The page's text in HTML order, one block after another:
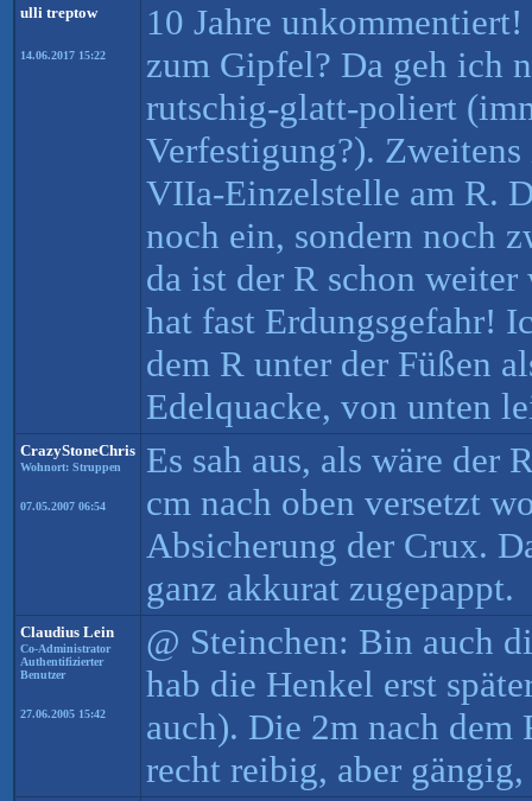
ulli treptow
14.06.2017 15:22
10 Jahre
zum Gipfel? Da geh ich
rutschig-glatt-poliert
Verfestigung?).
VIIa-Einzelstelle am R.
noch ein, sondern noch
da ist der R schon weiter
hat fast Erdungsgefahr!
dem R unter der Füßen
Edelquacke, von unten
CrazyStoneChris
Wohnort: Struppen
07.05.2007 06:54
Es sah aus, als wäre der
cm nach oben versetzt
Absicherung der Crux.
ganz akkurat zugepappt.
Claudius Lein
Co-Administrator
Authentifizierter
Benutzer
27.06.2005 15:42
@ Steinchen: Bin auch
hab die Henkel erst
auch). Die 2m nach
recht reibig, aber